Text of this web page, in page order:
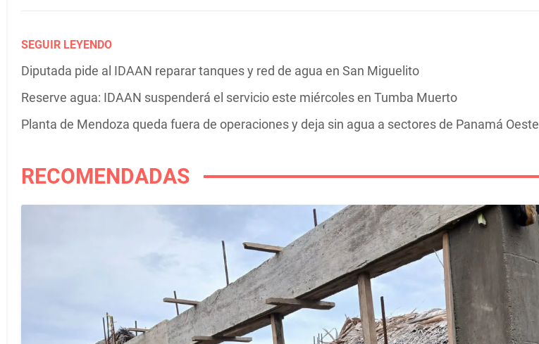
SEGUIR LEYENDO
Diputada pide al IDAAN reparar tanques y red de agua en San Miguelito
Reserve agua: IDAAN suspenderá el servicio este miércoles en Tumba Muerto
Planta de Mendoza queda fuera de operaciones y deja sin agua a sectores de Panamá Oeste
RECOMENDADAS